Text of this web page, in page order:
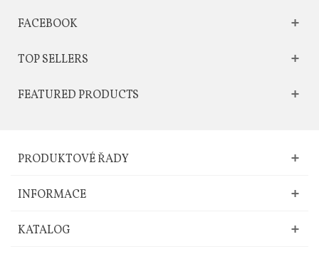
FACEBOOK
TOP SELLERS
FEATURED PRODUCTS
PRODUKTOVÉ ŘADY
INFORMACE
KATALOG